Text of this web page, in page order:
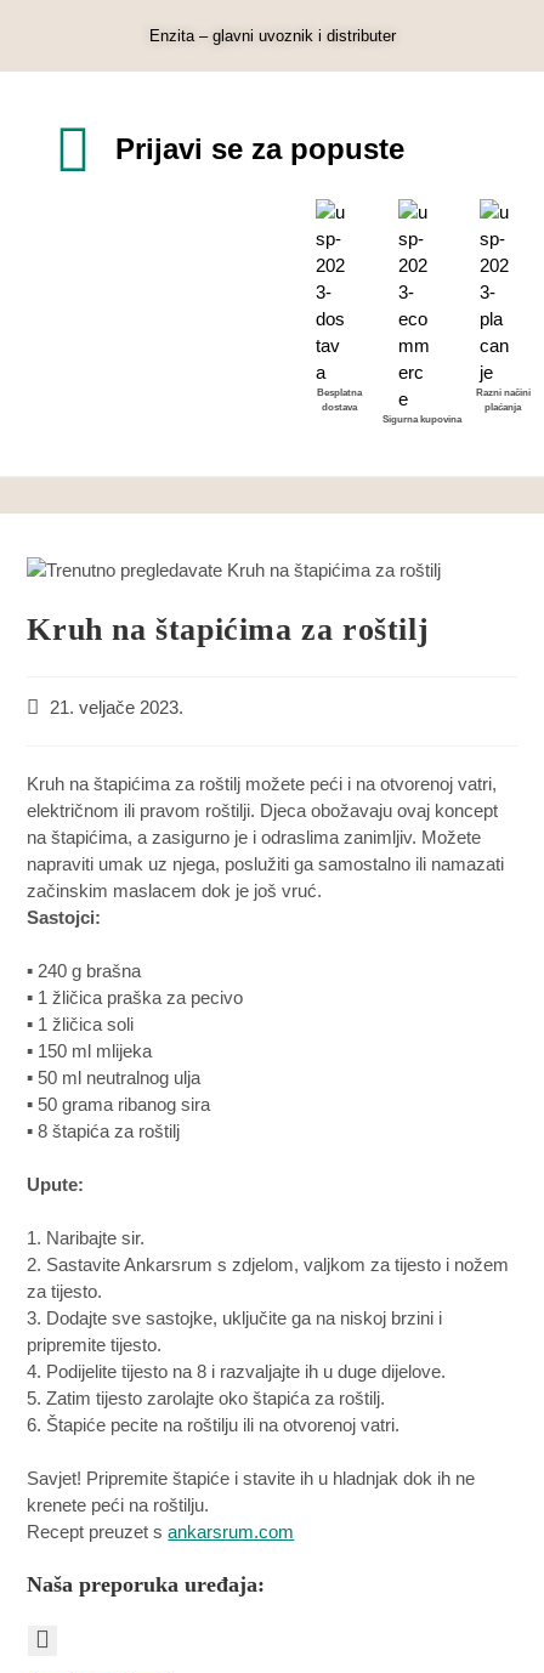
Enzita – glavni uvoznik i distributer
Prijavi se za popuste
Besplatna
dostava
Sigurna kupovina
Razni načini
plaćanja
Kruh na štapićima za roštilj
21. veljače 2023.
Kruh na štapićima za roštilj možete peći i na otvorenoj vatri,
električnom ili pravom roštilji. Djeca obožavaju ovaj koncept
na štapićima, a zasigurno je i odraslima zanimljiv. Možete
napraviti umak uz njega, poslužiti ga samostalno ili namazati
začinskim maslacem dok je još vruć.
Sastojci:
▪ 240 g brašna
▪ 1 žličica praška za pecivo
▪ 1 žličica soli
▪ 150 ml mlijeka
▪ 50 ml neutralnog ulja
▪ 50 grama ribanog sira
▪ 8 štapića za roštilj
Upute:
1. Naribajte sir.
2. Sastavite Ankarsrum s zdjelom, valjkom za tijesto i nožem
za tijesto.
3. Dodajte sve sastojke, uključite ga na niskoj brzini i
pripremite tijesto.
4. Podijelite tijesto na 8 i razvaljajte ih u duge dijelove.
5. Zatim tijesto zarolajte oko štapića za roštilj.
6. Štapiće pecite na roštilju ili na otvorenoj vatri.
Savjet! Pripremite štapiće i stavite ih u hladnjak dok ih ne
krenete peći na roštilju.
Recept preuzet sankarsrum.com
Naša preporuka uređaja: